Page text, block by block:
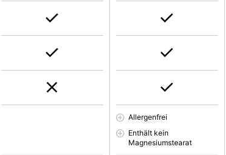
Allergenfrei
Enthält kein
Magnesiumstearat